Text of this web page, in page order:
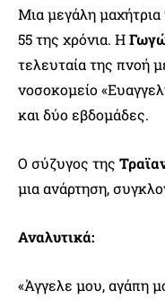
Μια μεγάλη
55 της χρόνια. Η
τελευταία της πνοή
νοσοκομείο
και δύο εβδομάδες.
Ο σύζυγος της
μια ανάρτηση,
Αναλυτικά:
«Άγγελε μου, αγάπη